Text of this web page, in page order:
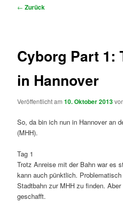
Beitragsnavigation
← Zurück
Cyborg Part 1:
in Hannover
Veröffentlicht am10. Oktober 2013
So, da bin ich nun in Hannover an
(MHH).
Tag 1
Trotz Anreise mit der Bahn war es
kann auch pünktlich.
Stadtbahn zur MHH zu finden.
geschafft.